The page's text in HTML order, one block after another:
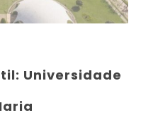
Universidade